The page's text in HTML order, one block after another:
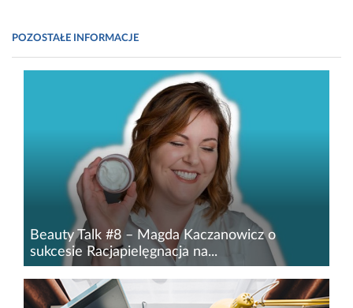
POZOSTAŁE INFORMACJE
Beauty Talk #8 – Magda Kaczanowicz o
sukcesie Racjapielęgnacja na...
Podczas ostatniej edycji konferencji Beauty
Innovations, która odbyła się w dniach 21-22